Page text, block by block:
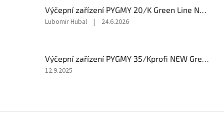
hvězdiček.
Výčepní zařízení PYGMY 20/K Green Line NEW komplet 2 x naražeč
Hodnocení
z
5
Lubomir Hubal | 24.6.2026
Výčepní zařízení PYGMY 35/Kprofi NEW Green Line - komplet 3x Naražeč
Hodnocení
12.9.2025